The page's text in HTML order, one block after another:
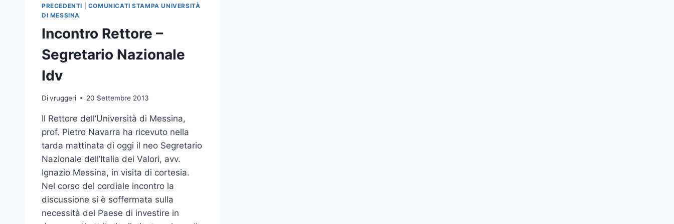
PRECEDENTI
COMUNICATI STAMPA UNIVERSITÀ
DI MESSINA
Incontro Rettore –
Segretario Nazionale
Idv
Divruggeri 20 Settembre 2013
Il Rettore dell’Università di Messina,
prof. Pietro Navarra ha ricevuto nella
tarda mattinata di oggi il neo Segretario
Nazionale dell’Italia dei Valori, avv.
Ignazio Messina, in visita di cortesia.
Nel corso del cordiale incontro la
discussione si è soffermata sulla
necessità del Paese di investire in